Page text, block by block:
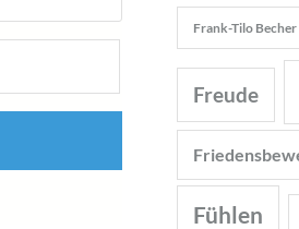
Frank-Tilo Becher
Freude
Fühlen